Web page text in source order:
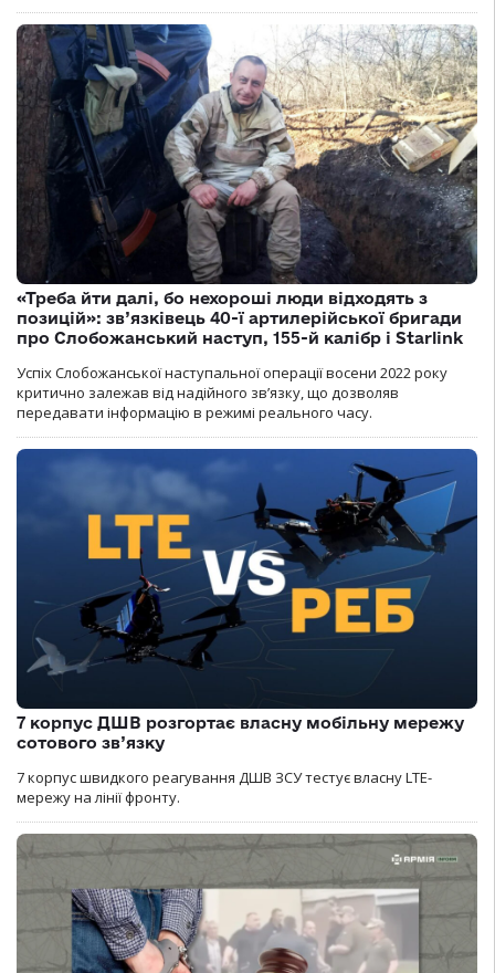
«Треба йти далі, бо нехороші люди відходять з
позицій»: зв’язківець 40-ї артилерійської бригади
про Слобожанський наступ, 155-й калібр і Starlink
Успіх Слобожанської наступальної операції восени 2022 року
критично залежав від надійного зв’язку, що дозволяв
передавати інформацію в режимі реального часу.
7 корпус ДШВ розгортає власну мобільну мережу
сотового зв’язку
7 корпус швидкого реагування ДШВ ЗСУ тестує власну LTE-
мережу на лінії фронту.